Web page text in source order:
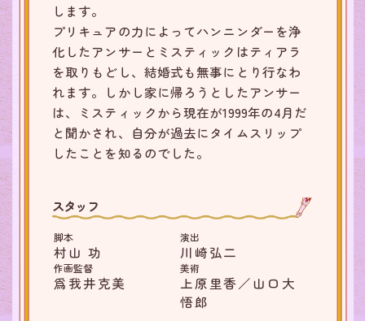
します。
プリキュアの力によってハンニンダーを浄
化したアンサーとミスティックはティアラ
を取りもどし、結婚式も無事にとり行なわ
れます。しかし家に帰ろうとしたアンサー
は、ミスティックから現在が1999年の4月だ
と聞かされ、自分が過去にタイムスリップ
したことを知るのでした。
スタッフ
脚本
村山 功
演出
川崎弘二
作画監督
爲我井克美
美術
上原里香／山口大
悟郎